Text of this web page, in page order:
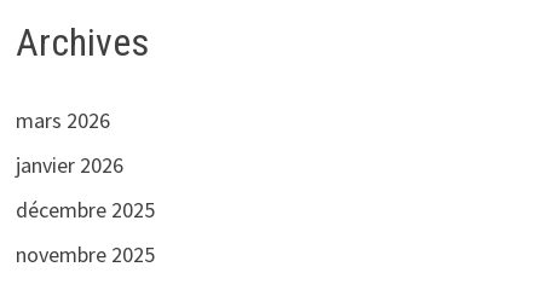
Archives
mars 2026
janvier 2026
décembre 2025
novembre 2025